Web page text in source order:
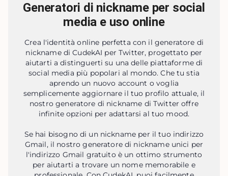
Generatori di nickname per social
media e uso online
Crea l'identità online perfetta con il generatore di
nickname di CudekAI per Twitter, progettato per
aiutarti a distinguerti su una delle piattaforme di
social media più popolari al mondo. Che tu stia
aprendo un nuovo account o voglia
semplicemente aggiornare il tuo profilo attuale, il
nostro generatore di nickname di Twitter offre
infinite opzioni per adattarsi al tuo mood.
Se hai bisogno di un nickname per il tuo indirizzo
Gmail, il nostro generatore di nickname unici per
l'indirizzo Gmail gratuito è un ottimo strumento
per aiutarti a trovare un nome memorabile e